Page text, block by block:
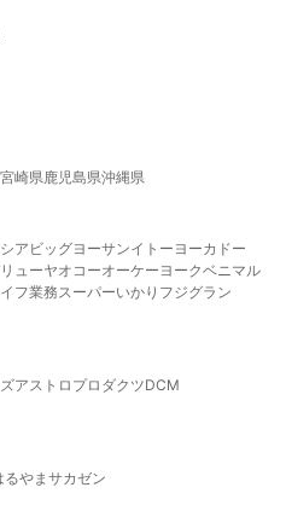
宮崎県鹿児島県沖縄県
ア ビッグヨーサンイトーヨーカドー
ューヤオコーオーケー ヨークベニマル
フ業務スーパーいかり フジグラン
アストロプロダクツDCM
るやま サカゼン